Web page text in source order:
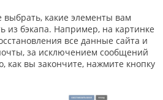
какие элементы вам
из бэкапа. Например, на картинке
все данные сайта и
за исключением сообщений
как вы закончите, нажмите кнопку